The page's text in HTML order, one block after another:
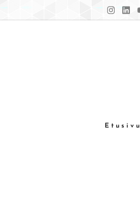
Etusivu